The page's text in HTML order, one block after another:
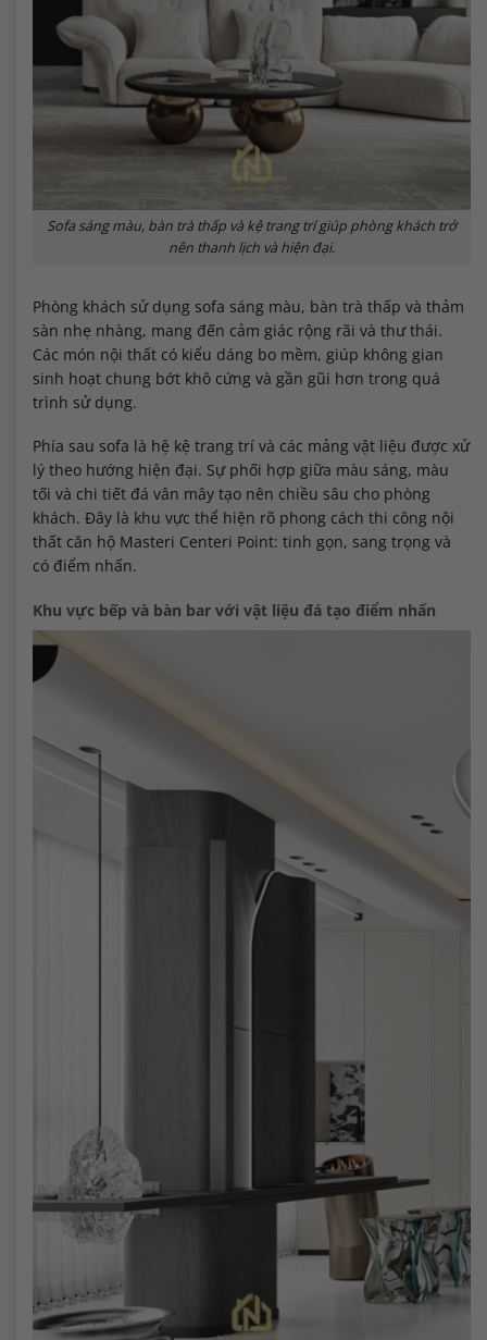
Sofa sáng màu, bàn trà thấp và kệ trang trí giúp phòng khách trở
nên thanh lịch và hiện đại.
Phòng khách sử dụng sofa sáng màu, bàn trà thấp và thảm
sàn nhẹ nhàng, mang đến cảm giác rộng rãi và thư thái.
Các món nội thất có kiểu dáng bo mềm, giúp không gian
sinh hoạt chung bớt khô cứng và gần gũi hơn trong quá
trình sử dụng.
Phía sau sofa là hệ kệ trang trí và các mảng vật liệu được xử
lý theo hướng hiện đại. Sự phối hợp giữa màu sáng, màu
tối và chi tiết đá vân mây tạo nên chiều sâu cho phòng
khách. Đây là khu vực thể hiện rõ phong cách thi công nội
thất căn hộ Masteri Centeri Point: tinh gọn, sang trọng và
có điểm nhấn.
Khu vực bếp và bàn bar với vật liệu đá tạo điểm nhấn